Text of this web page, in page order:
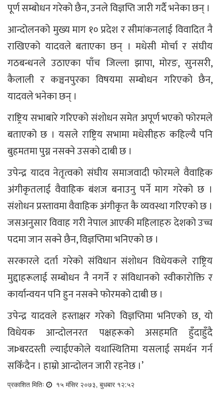
पूर्ण सम्बोधन गरेको छैन, उनले विज्ञप्ति जारी गर्दै भनेका छन् ।
आन्दोलनको मुख्य माग १० प्रदेश र सीमांकनलाई विवादित नै
राखिएको यादवले बताएका छन् । मधेसी मोर्चा र संघीय
गठबन्धनले उठाएका पाँच जिल्ला झापा, मोरङ, सुनसरी,
कैलाली र कञ्चनपुरका विषयमा सम्बोधन गरिएको छैन,
यादवले भनेका छन् ।
राष्ट्रिय सभाबारे गरिएको संशोधन समेत अपूर्ण भएको फोरमले
बताएको छ । यसले राष्ट्रिय सभामा मधेसीहरु कहिल्यै पनि
बुहमतमा पुग्न नसक्ने उसको दाबी छ ।
उपेन्द्र यादव नेतृत्वको संघीय समाजवादी फोरमले वैवाहिक
अंगीकृतलाई वैवाहिक बंशज बनाउनु पर्ने माग गरेको छ ।
संशोधन प्रस्तावमा वैवाहिक अंगीकृत कै व्यवस्था गरिएको छ ।
जसअनुसार विवाह गरी नेपाल आएकी महिलाहरु देशको उच्च
पदमा जान सक्ने छैन, विज्ञप्तिमा भनिएको छ ।
सरकारले दर्ता गरेको संविधान संशोधन विधेयकले राष्ट्रिय
मुद्दाहरूलाई सम्बोधन नै नगर्ने र संविधानको स्वीकारोक्ति र
कार्यान्वयन पनि हुन नसक्ने फोरमको दाबी छ ।
उपेन्द्र यादवले हस्ताक्षर गरेको विज्ञप्तिमा भनिएको छ, यो
विधेयक आन्दोलनरत पक्षहरूको असहमति हुँदाहुँदै
जÞबरदस्ती ल्याईएकोले यथास्थितिमा यसलाई समर्थन गर्न
सकिँदैन । हाम्रो आन्दोलन जारी रहनेछ ।’
प्रकाशित मितिः १५ मंसिर २०७३, बुधबार १२:५२